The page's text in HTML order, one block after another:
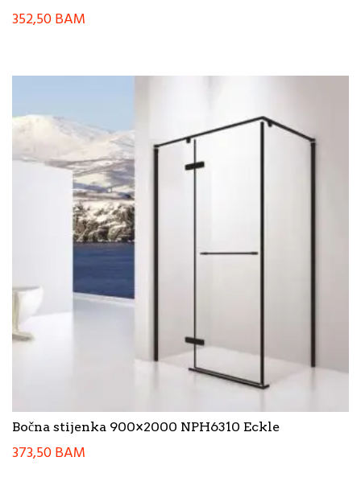
352,50BAM
Bočna stijenka 900×2000 NPH6310 Eckle
373,50BAM